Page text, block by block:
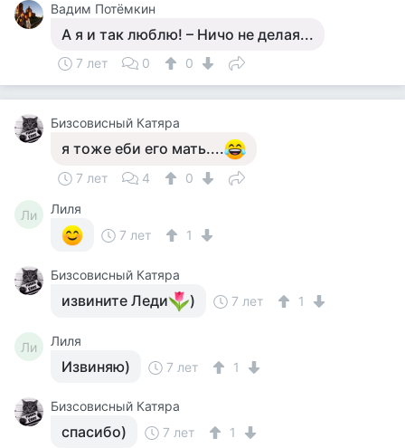
Вадим Потёмкин
А я и так люблю! – Ничо не делая...
7 лет 0 0
Бизсовисный Катяра
я тоже еби его мать....
7 лет 4 0
Ли
Лиля
7 лет
1
Бизсовисный Катяра
извините Леди ) 7 лет 1
Ли Лиля
Извиняю) 7 лет 1
Бизсовисный Катяра
спасибо) 7 лет 1